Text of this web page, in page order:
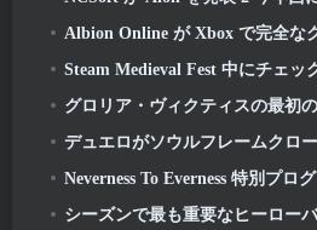
Albion Online が Xbox で完全なクロスプ
Steam Medieval Fest 中にチェックすべ
グロリア・ヴィクティスの最初の公式オープンベー
デュエロがソウルフレームクローズ
Neverness To Everness 特別プログラムがプレイヤーにロ
シーズンで最も重要なヒーロー